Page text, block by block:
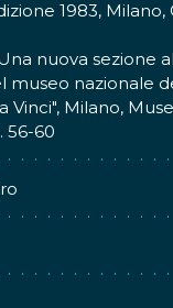
raccolti in
1983, Milano,
nuova sezione
museo nazionale
Vinci", Milano,
56-60